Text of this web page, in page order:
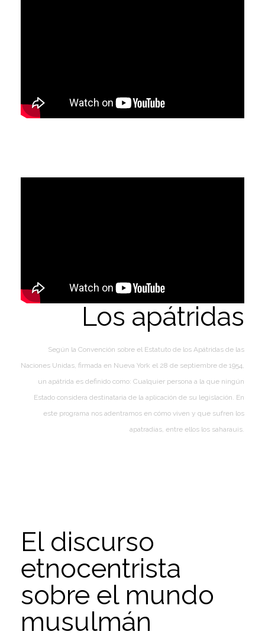
Los apátridas
Según la Convención sobre el Estatuto de los Apátridas de las
Naciones Unidas, firmada en Nueva York el 28 de septiembre de 1954,
un apátrida es definido como: Cualquier persona a la que ningún
Estado considera destinataria de la aplicación de su legislación. En
este programa nos adentramos en cómo viven y que sufren los
apatradias, entre ellos los saharauis.
El discurso
etnocentrista
sobre el mundo
musulmán